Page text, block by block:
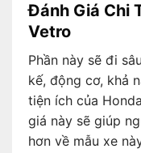
Đánh Giá Chi
Vetro
Phần này sẽ đi
kế, động cơ, khả
tiện ích của
giá này sẽ giúp
hơn về mẫu xe